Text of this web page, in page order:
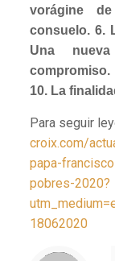
vorágine
consuelo. 6.
Una
10. La
Para seguir
croix.com/
papa-
pobres-2020?
18062020
Notice
: Trying to access array offset on value of type null in
/home/misioner/public_html/padresblancos/themes/betheme/includes/content-single.php
on line
286